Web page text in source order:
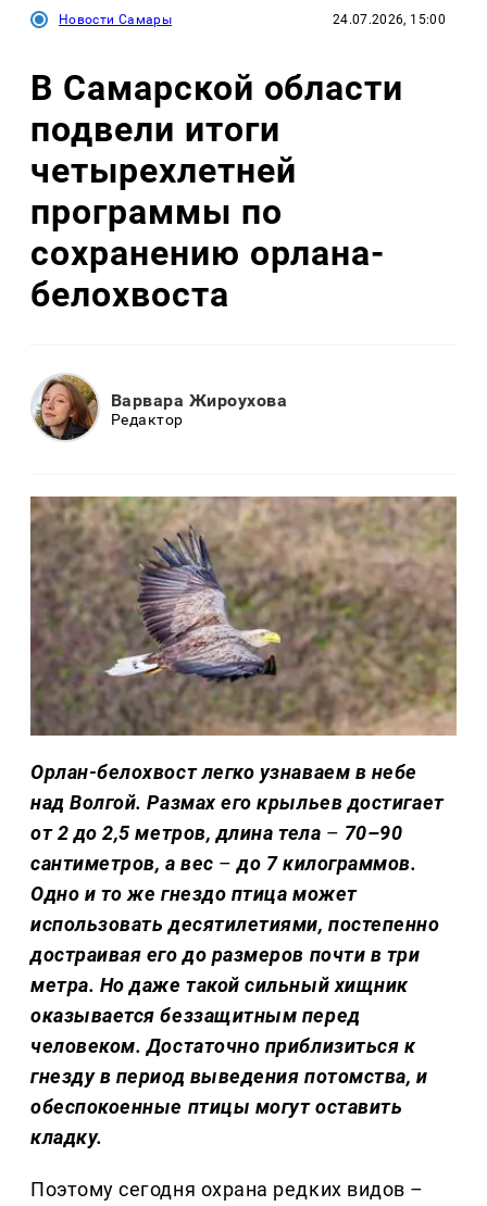
Новости Самары 24.07.2026, 15:00
В Самарской области
подвели итоги
четырехлетней
программы по
сохранению орлана-
белохвоста
Варвара Жироухова
Редактор
Орлан-белохвост легко узнаваем в небе
над Волгой. Размах его крыльев достигает
от 2 до 2,5 метров, длина тела – 70–90
сантиметров, а вес – до 7 килограммов.
Одно и то же гнездо птица может
использовать десятилетиями, постепенно
достраивая его до размеров почти в три
метра. Но даже такой сильный хищник
оказывается беззащитным перед
человеком. Достаточно приблизиться к
гнезду в период выведения потомства, и
обеспокоенные птицы могут оставить
кладку.
Поэтому сегодня охрана редких видов –